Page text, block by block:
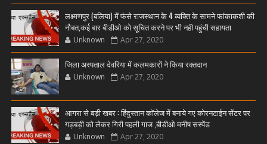
लक्ष्मणपुर (बलिया) में फंसे राजस्थान के 4 व्यक्ति के सामने फांकाकशी की
नौबत,कई बार बीडीओ को सूचित करने पर भी नही पहुंची सहायता
Unknown Apr 27, 2020
जिला अस्पताल देवरिया में कलमकारों ने किया रक्तदान
Unknown Apr 27, 2020
आगरा से बड़ी खबर : हिंदुस्तान कॉलेज में बनाये गए कोरनटाईन सेंटर पर
गड़बड़ी को लेकर गिरी पहली गाज ,बीडीओ मनीष सस्पेंड
Unknown Apr 27, 2020